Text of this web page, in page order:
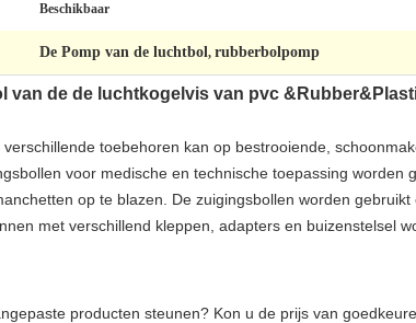
Beschikbaar
De Pomp van de luchtbol, rubberbolpomp
van de de luchtkogelvis van pvc
verschillende toebehoren kan op bestrooiende,
voor medische en technische toepassing
op te blazen. De zuigingsbollen worden
met verschillend kleppen, adapters en buizenstelsel
producten steunen? Kon u de prijs van